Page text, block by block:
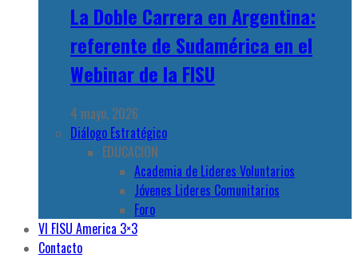
La Doble Carrera en Argentina:
referente de Sudamérica en el
Webinar de la FISU
4 mayo, 2026
Diálogo Estratégico
EDUCACION
Academia de Lideres Voluntarios
Jóvenes Lideres Comunitarios
Foro
VI FISU America 3×3
Contacto